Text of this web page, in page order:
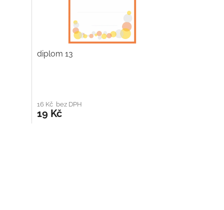
diplom 13
16 Kč bez DPH
19 Kč